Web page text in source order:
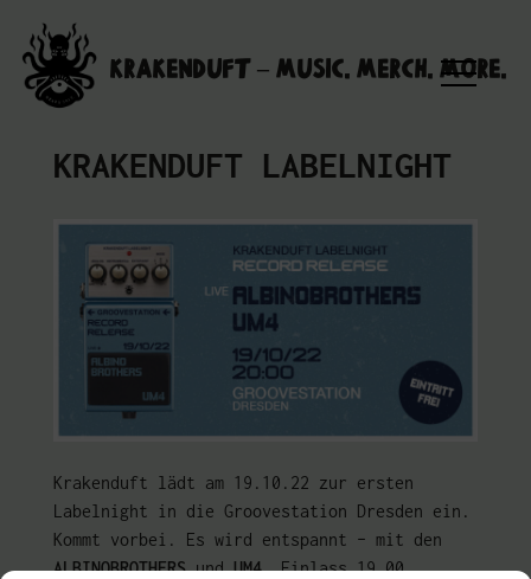
Skip
to
content
Krakenduft – MUSIC. MERCH. MORE.
KRAKENDUFT LABELNIGHT
Krakenduft lädt am 19.10.22 zur ersten
Labelnight in die Groovestation Dresden ein.
Kommt vorbei. Es wird entspannt – mit den
ALBINOBROTHERSundUM4. Einlass 19.00.